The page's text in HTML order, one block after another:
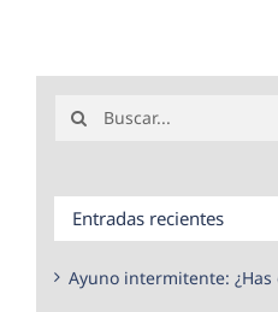
Entradas recientes
Ayuno intermitente: ¿Has